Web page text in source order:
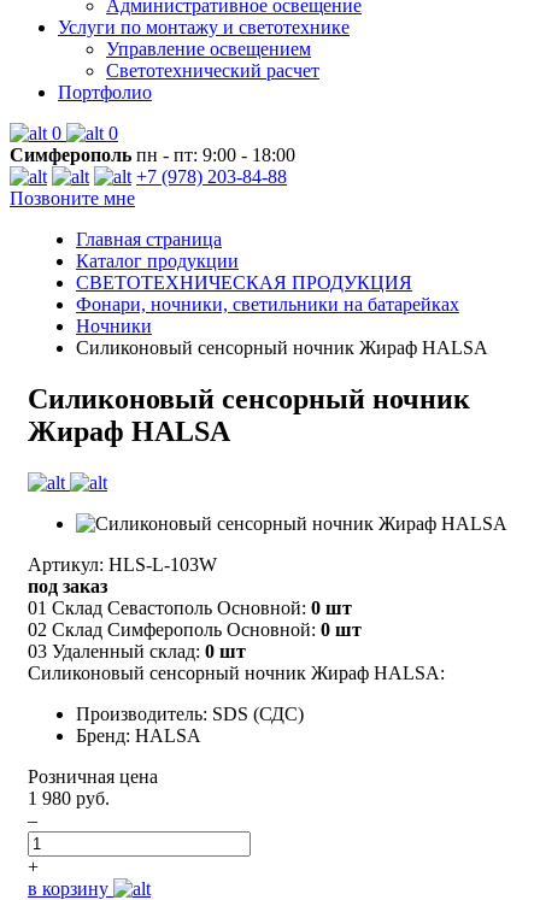
Административное освещение
Услуги по монтажу и светотехнике
Управление освещением
Светотехнический расчет
Портфолио
0
0
Симферополь пн - пт: 9:00 - 18:00
+7 (978) 203-84-88
Позвоните мне
Главная страница
Каталог продукции
СВЕТОТЕХНИЧЕСКАЯ ПРОДУКЦИЯ
Фонари, ночники, светильники на батарейках
Ночники
Силиконовый сенсорный ночник Жираф HALSA
Силиконовый сенсорный ночник
Жираф HALSA
Артикул: HLS-L-103W
под заказ
01 Склад Севастополь Основной: 0 шт
02 Склад Симферополь Основной: 0 шт
03 Удаленный склад: 0 шт
Силиконовый сенсорный ночник Жираф HALSA:
Производитель: SDS (СДС)
Бренд: HALSA
Розничная цена
1 980 руб.
–
+
в корзину